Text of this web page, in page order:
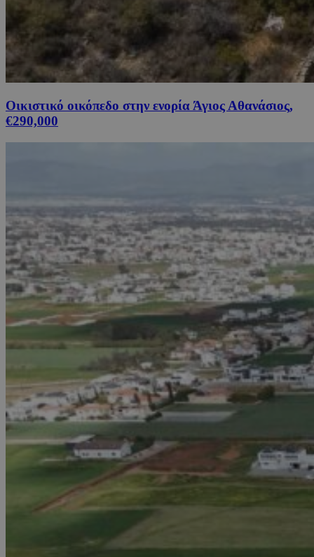
Οικιστικό οικόπεδο στην ενορία Άγιος Αθανάσιος,
€290,000